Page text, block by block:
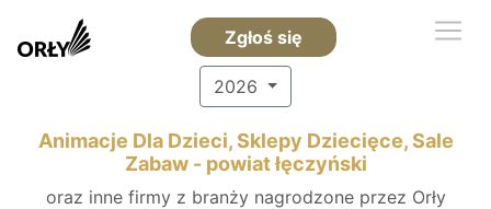
Zgłoś się
2026
Animacje Dla Dzieci, Sklepy Dziecięce, Sale
Zabaw - powiat łęczyński
oraz inne firmy z branży nagrodzone przez Orły